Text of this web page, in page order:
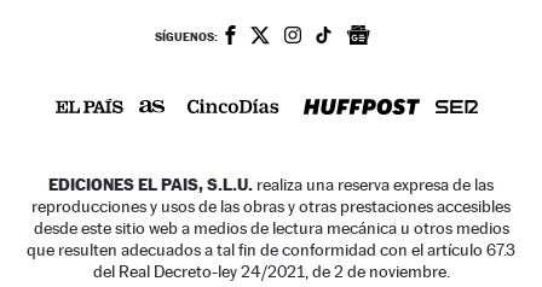
SÍGUENOS:
EDICIONES EL PAIS, S.L.U. realiza una reserva expresa de las
reproducciones y usos de las obras y otras prestaciones accesibles
desde este sitio web a medios de lectura mecánica u otros medios
que resulten adecuados a tal fin de conformidad con el artículo 67.3
del Real Decreto-ley 24/2021, de 2 de noviembre.